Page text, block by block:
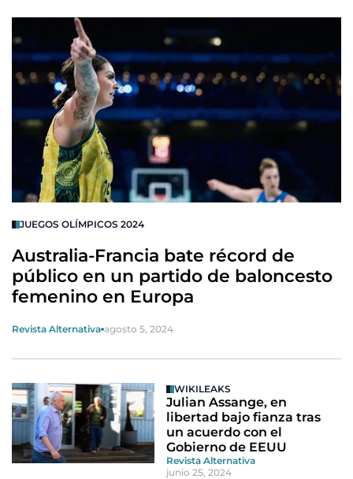
JUEGOS OLÍMPICOS 2024
Australia-Francia bate récord de
público en un partido de baloncesto
femenino en Europa
Revista Alternativa agosto 5, 2024
WIKILEAKS
Julian Assange, en
libertad bajo fianza tras
un acuerdo con el
Gobierno de EEUU
Revista Alternativa
junio 25, 2024